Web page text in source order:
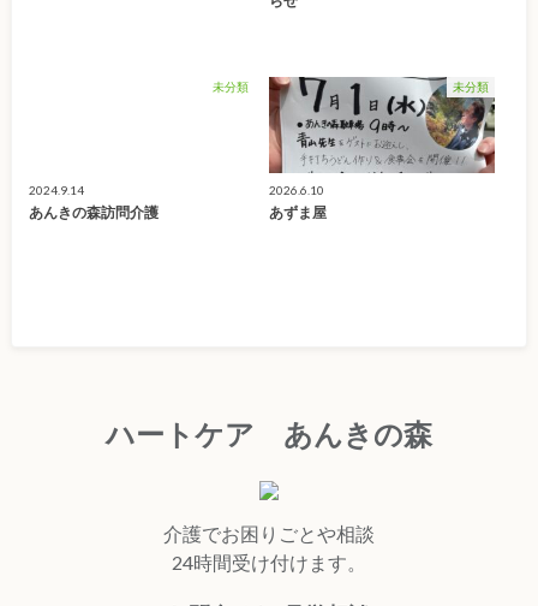
未分類
2024.9.14
あんきの森訪問介護
未分類
2026.6.10
あずま屋
ハートケア あんきの森
介護でお困りごとや相談
24時間受け付けます。